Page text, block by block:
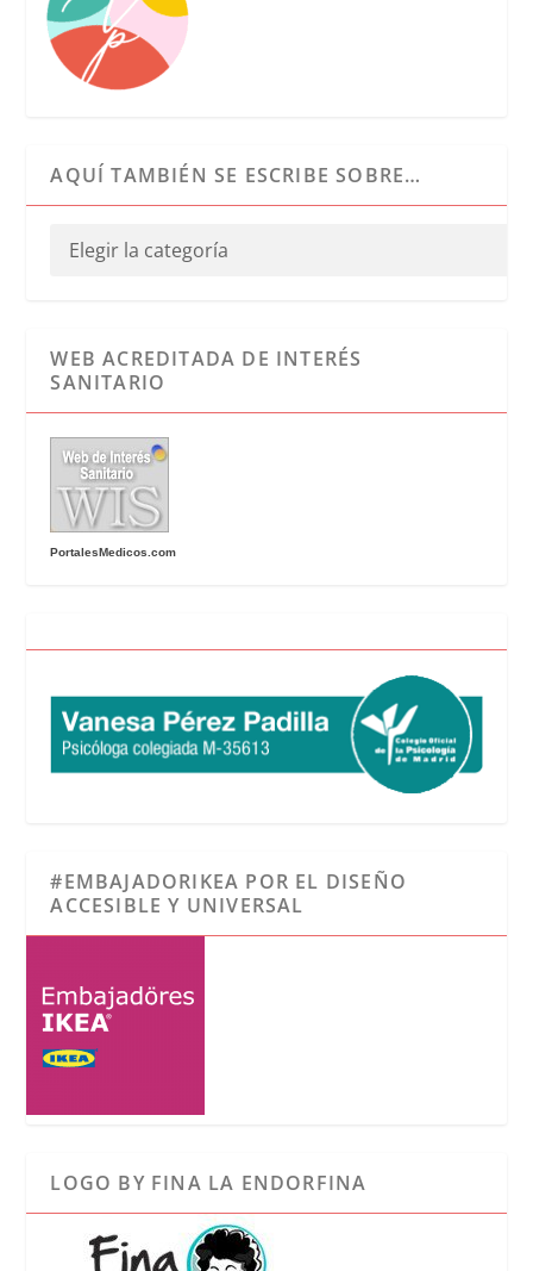
AQUÍ TAMBIÉN SE ESCRIBE SOBRE…
WEB ACREDITADA DE INTERÉS
SANITARIO
PortalesMedicos.com
#EMBAJADORIKEA POR EL DISEÑO
ACCESIBLE Y UNIVERSAL
LOGO BY FINA LA ENDORFINA